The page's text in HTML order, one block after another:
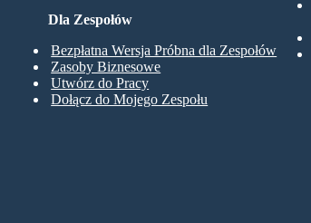
Dla Zespołów
Bezpłatna Wersja Próbna dla Zespołów
Zasoby Biznesowe
Utwórz do Pracy
Dołącz do Mojego Zespołu